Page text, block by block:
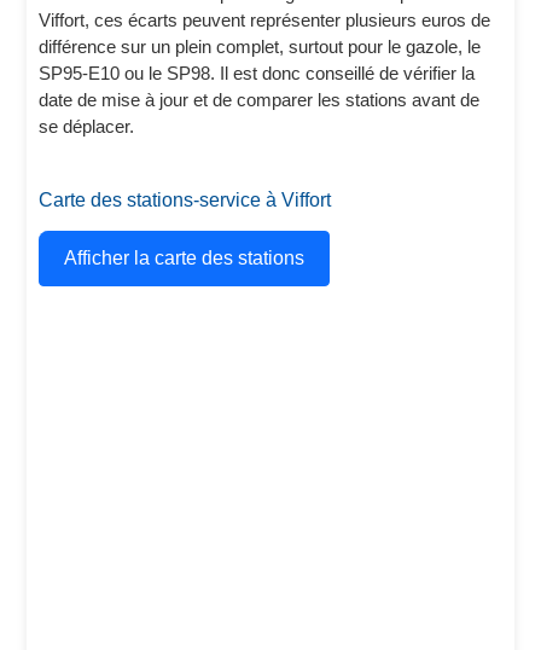
Viffort, ces écarts peuvent représenter plusieurs euros de
différence sur un plein complet, surtout pour le gazole, le
SP95-E10 ou le SP98. Il est donc conseillé de vérifier la
date de mise à jour et de comparer les stations avant de
se déplacer.
Carte des stations-service à Viffort
Afficher la carte des stations